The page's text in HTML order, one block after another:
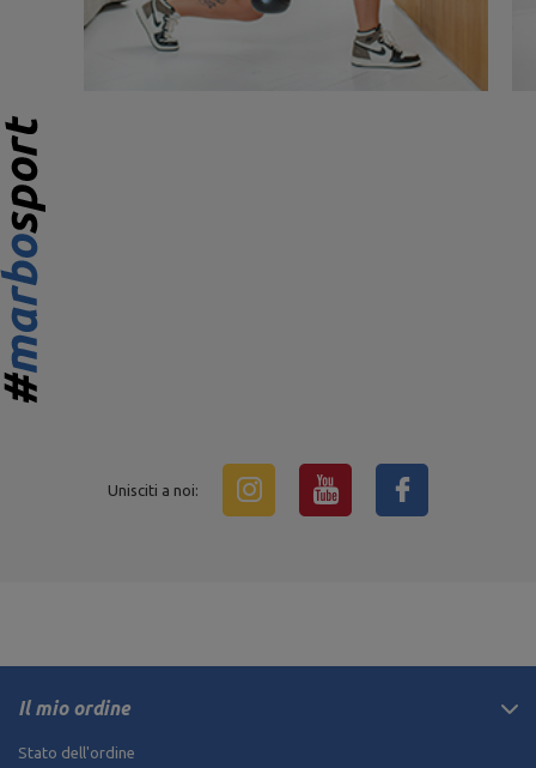
Unisciti a noi:
Il mio ordine
Stato dell'ordine